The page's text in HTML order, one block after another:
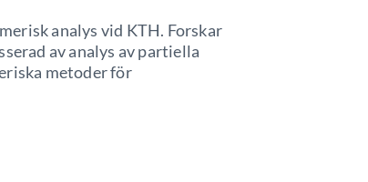
analys vid KTH. Forskar
av analys av partiella
metoder för